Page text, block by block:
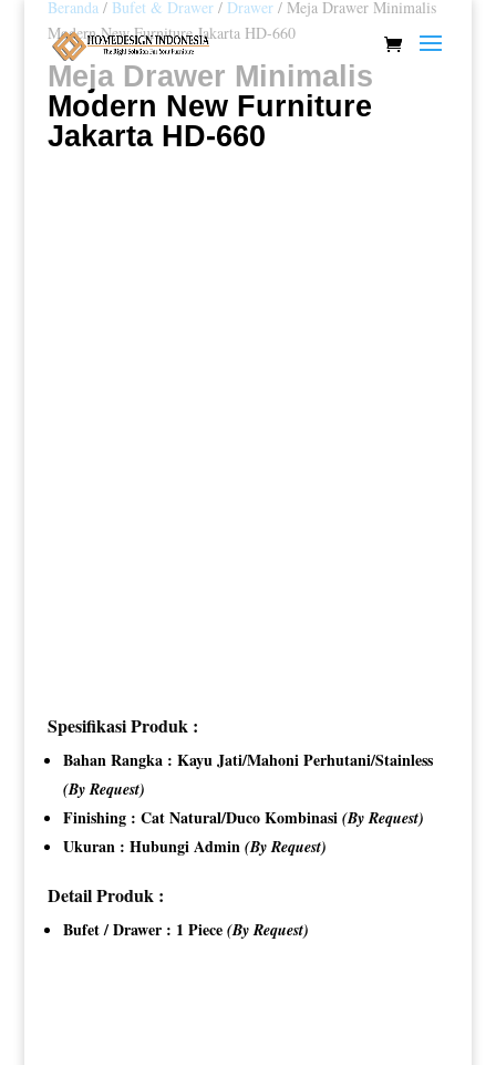
Beranda/ Bufet & Drawer/ Drawer/ Meja Drawer Minimalis
Modern New Furniture Jakarta HD-660
Meja Drawer Minimalis
Modern New Furniture
Jakarta HD-660
Spesifikasi Produk :
Bahan Rangka : Kayu Jati/Mahoni Perhutani/Stainless
(By Request)
Finishing : Cat Natural/Duco Kombinasi (By Request)
Ukuran : Hubungi Admin (By Request)
Detail Produk :
Bufet / Drawer : 1 Piece (By Request)